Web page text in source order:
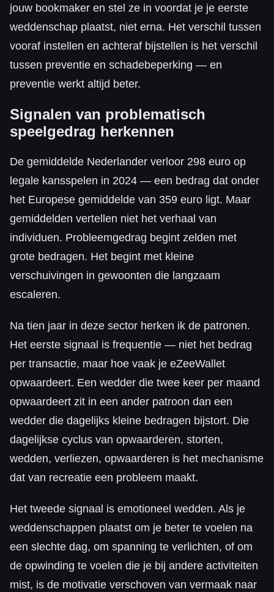
jouw bookmaker en stel ze in voordat je je eerste
weddenschap plaatst, niet erna. Het verschil tussen
vooraf instellen en achteraf bijstellen is het verschil
tussen preventie en schadebeperking — en
preventie werkt altijd beter.
Signalen van problematisch
speelgedrag herkennen
De gemiddelde Nederlander verloor 298 euro op
legale kansspelen in 2024 — een bedrag dat onder
het Europese gemiddelde van 359 euro ligt. Maar
gemiddelden vertellen niet het verhaal van
individuen. Probleemgedrag begint zelden met
grote bedragen. Het begint met kleine
verschuivingen in gewoonten die langzaam
escaleren.
Na tien jaar in deze sector herken ik de patronen.
Het eerste signaal is frequentie — niet het bedrag
per transactie, maar hoe vaak je eZeeWallet
opwaardeert. Een wedder die twee keer per maand
opwaardeert zit in een ander patroon dan een
wedder die dagelijks kleine bedragen bijstort. Die
dagelijkse cyclus van opwaarderen, storten,
wedden, verliezen, opwaarderen is het mechanisme
dat van recreatie een probleem maakt.
Het tweede signaal is emotioneel wedden. Als je
weddenschappen plaatst om je beter te voelen na
een slechte dag, om spanning te verlichten, of om
de opwinding te voelen die je bij andere activiteiten
mist, is de motivatie verschoven van vermaak naar